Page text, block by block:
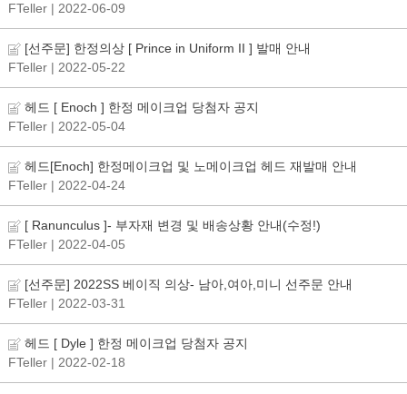
FTeller | 2022-06-09
[선주문] 한정의상 [ Prince in Uniform II ] 발매 안내
FTeller | 2022-05-22
헤드 [ Enoch ] 한정 메이크업 당첨자 공지
FTeller | 2022-05-04
헤드[Enoch] 한정메이크업 및 노메이크업 헤드 재발매 안내
FTeller | 2022-04-24
[ Ranunculus ]- 부자재 변경 및 배송상황 안내(수정!)
FTeller | 2022-04-05
[선주문] 2022SS 베이직 의상- 남아,여아,미니 선주문 안내
FTeller | 2022-03-31
헤드 [ Dyle ] 한정 메이크업 당첨자 공지
FTeller | 2022-02-18